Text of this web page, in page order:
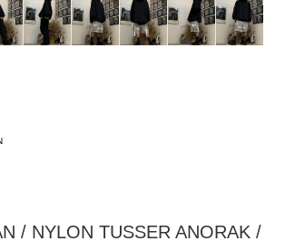
/ NYLON TUSSER ANORAK /